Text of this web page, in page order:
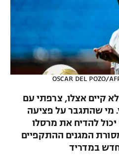
OSCAR DEL POZO/
קיים אצלו, צרפתי עם
מי שהתגבר על פציעה
להדיח את מרסלו
המגנים ההתקפיים
במדריד